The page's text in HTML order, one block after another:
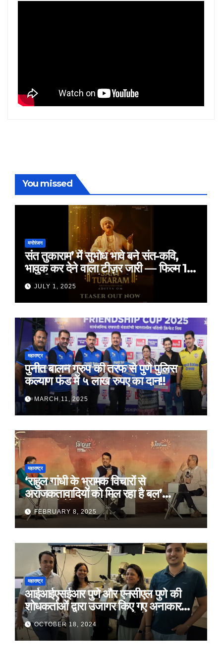
You missed
मनोरंजन
संत तुकाराम’ में सुभोध भावे बने संत-कवि,
भावुक कर देने वाला टीज़र जारी — फिल्म 18
जुलाई 2025 को होगी रिलीज़
JULY 1, 2025
महाराष्ट्र
पुनीत बालन ग्रुप की तरफ से पुणे पुलिस
कल्याण फंड में ५ लाख रुपए का दान!!
MARCH 11, 2025
महाराष्ट्र
‘राहुल गांधी के भ्रामक विचारों से
अराजकतावादियों को मिल रहा है बल’
मुख्यमंत्री देवेंद्र फडणवीस का आरोप
FEBRUARY 8, 2025
महाराष्ट्र
आईआईएसईआर पुणे और एनसीएल पुणे की
शोधकर्ताओं द्वारा उजागर किए गए अनाकार
ठोस विरूपण में संरचनात्मक दोषों की प्रमुख
भूमिका
OCTOBER 18, 2024